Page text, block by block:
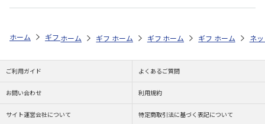
ホーム ギフト通販 内祝い・お返し 結婚内祝い 今治謹製 バス
ホーム ギフト通販 内祝い・お返し 結婚内祝い
ホーム ギフト通販 内祝い・お返し
ホーム ギフト通販 内
ホーム ネ
ご利用ガイド よくあるご質問
お問い合わせ 利用規約
サイト運営会社について 特定商取引法に基づく表記について